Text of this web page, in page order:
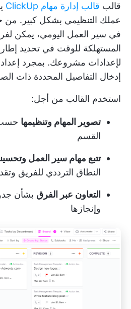
قالب قالب إدارة مهام ClickUp
عملك التنظيمي بشكل كبير. من
في سير العمل اليومي، يمكن
المستهلكة للوقت في تحديد إطار
لإعدادات مشروعك. بمجرد
إدخال التفاصيل المحددة ذات
استخدم القالب من أجل:
تصوير المهام وتنظيمها حسب
القسم
تتبع مهام سير العمل
النطاق الترددي للفريق
التعاون عبر الفرق بشأن
وإنجازها